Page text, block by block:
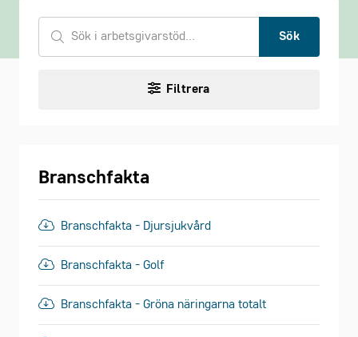
Sök
Filtrera
Branschfakta
Branschfakta - Djursjukvård
Branschfakta - Golf
Branschfakta - Gröna näringarna totalt